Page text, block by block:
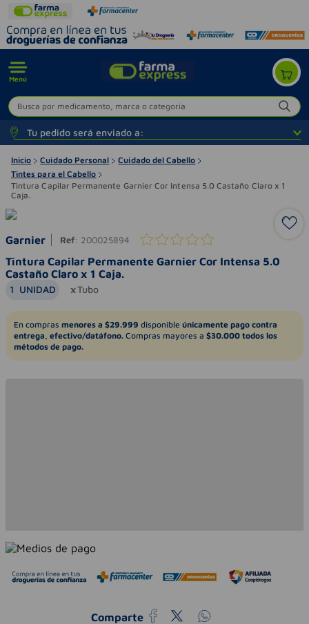
Menú
Busca por medicamento, marca o categoría
Tu pedido será enviado a:
Inicio Cuidado Personal
Cuidado del Cabello
Tintes para el Cabello
Tintura Capilar Permanente Garnier Cor Intensa 5.0 Castaño Claro x 1
Caja.
Garnier Ref: 200025894
Tintura Capilar Permanente Garnier Cor Intensa 5.0
Castaño Claro x 1 Caja.
1 UNIDAD Tubo
En compras menores a $29.999 disponible únicamente pago contra
entrega, efectivo/datáfono. Compras mayores a $30.000 todos los
métodos de pago.
Comparte